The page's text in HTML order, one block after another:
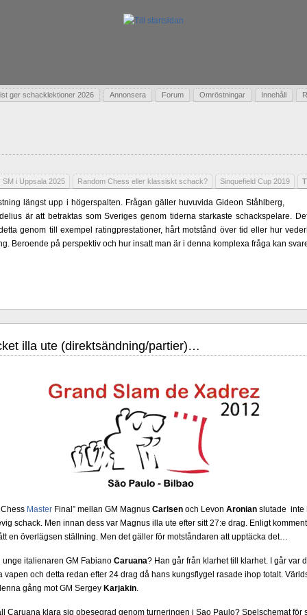
ger schacklektioner 2026 Annonsera Forum Omröstningar Innehåll
SM i Uppsala 2025 Random Chess eller klassiskt schack? Sinquefield Cup 2019
längst upp i högerspalten. Frågan gäller huvuvida Gideon Ståhlberg,
är att betraktas som Sveriges genom tiderna starkaste schackspelare.
genom till exempel ratingprestationer, hårt motstånd över tid eller hur
Beroende på perspektiv och hur insatt man är i denna komplexa fråga kan
grupper arrangeras i Uppsala 27 juni - 6 juli. Tio spelare kämpar om
i ratingordning: GM Platon Galperin, IM Isak Storme, IM Jung Min Seo, GM Erik
Persson., IM Milton Pantzar, IM Hampus Sörensen GM Jonny Hector och IM
så nästan vem helst kan ta hem segern men det skulle inte vara osannolikt
sammanhang brukar gedigen erfarenhet väga mycket tyngre än tillfälliga
IM Ludvig Carlsson, IM William Olsson, FM Eric Thörn, IM Tommy
spelare kommer att avancera till Sverigemästarklassen.
illa ute (direktsändning/partier)…
Chess MasterFinal” mellan GM Magnus Carlsen och Levon Aronian slutade inte
schack. Men innan dess var Magnus illa ute efter sitt 27:e drag. Enligt
en överlägsen ställning. Men det gäller för motståndaren att upptäcka det…
italienaren GM Fabiano Caruana? Han går från klarhet till klarhet. I går var
vapen och detta redan efter 24 drag då hans kungsflygel rasade ihop totalt.
gång mot GM Sergey Karjakin.
Caruana klara sig obesegrad genom turneringen i Sao Paulo? Spelschemat för